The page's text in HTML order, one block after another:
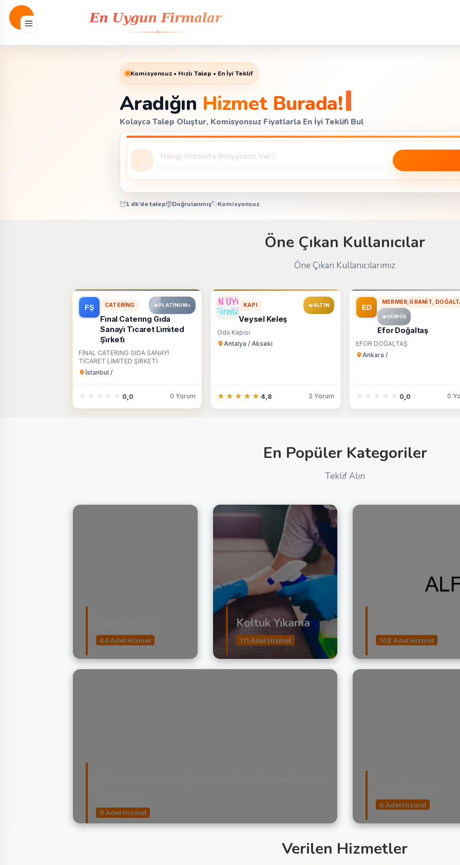
Komisyonsuz • Hızlı Talep • En İyi Teklif
Aradığın Hizmet Burada!
Kolayca Talep Oluştur, Komisyonsuz Fiyatlarla En İyi Teklifi Bul
1 dk’da talep Doğrulanmış Komisyonsuz
Öne Çıkan Kullanıcılar
Öne Çıkan Kullanıcılarımız
CATERING PLATINUM+
Fi̇nal Caterıng Gıda
Sanayi̇ Ti̇caret Li̇mi̇ted
Şi̇rketi̇
FİNAL CATERING GIDA SANAYİ
TİCARET LİMİTED ŞİRKETİ
İstanbul /
★★★★★
★★★★★ 0,0 0 Yorum
KAPI ALTIN
Veysel Keleş
Oda Kapısı
Antalya / Akseki
★★★★★
★★★★★ 4,8 2 Yorum
MERMER,GRANIT,
GÜMÜŞ
Efor Doğaltaş
EFOR DOĞALTAŞ
Ankara /
★★★★★
★★★★★ 0,0 0
En Popüler Kategoriler
Teklif Alın
44 Adet Hizmet
Koltuk Yıkama
111 Adet Hizmet 108 Adet Hizmet
0 Adet Hizmet
6 Adet Hizmet
Verilen Hizmetler